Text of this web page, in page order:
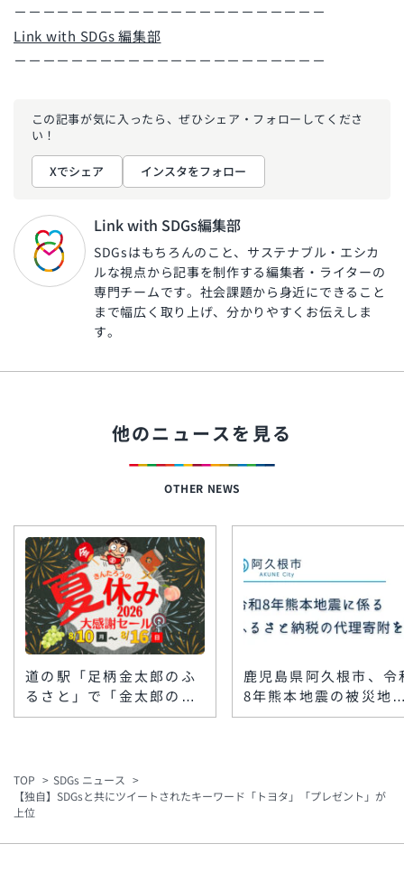
－－－－－－－－－－－－－－－－－－－－－－
Link with SDGs 編集部
－－－－－－－－－－－－－－－－－－－－－－
この記事が気に入ったら、ぜひシェア・フォローしてくださ
い！
Xでシェア インスタをフォロー
Link with SDGs編集部
SDGsはもちろんのこと、サステナブル・エシカ
ルな視点から記事を制作する編集者・ライターの
専門チームです。社会課題から身近にできること
まで幅広く取り上げ、分かりやすくお伝えしま
す。
他のニュースを見る
OTHER NEWS
道の駅「足柄金太郎のふ
るさと」で「金太郎の夏
休み」大感謝セール、8
も
鹿児島県阿久根市、令
8年熊本地震の被災地
援で「代理寄附」を受
TOP
SDGs ニュース
【独自】SDGsと共にツイートされたキーワード「トヨタ」「プレゼント」が
上位